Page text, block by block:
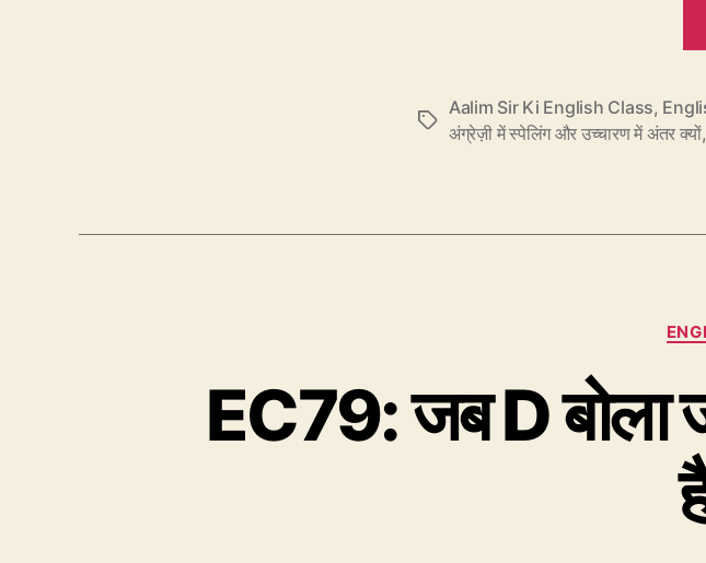
Tags
Aalim Sir Ki English Class,
अंग्रेज़ी में स्पेलिंग और उच्चारण में अंतर क्यों,
EC79: जब D बोला